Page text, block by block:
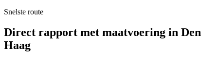
Snelste route
Direct rapport met maatvoering in Den
Haag